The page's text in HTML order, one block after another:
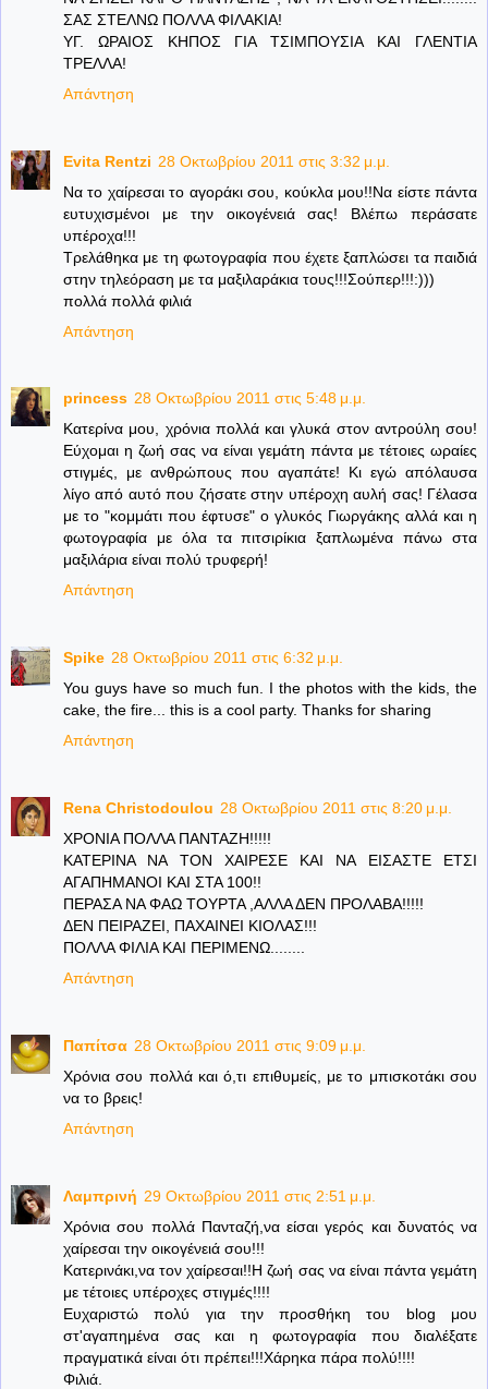
ΣΑΣ ΣΤΕΛΝΩ ΠΟΛΛΑ ΦΙΛΑΚΙΑ!
ΥΓ. ΩΡΑΙΟΣ ΚΗΠΟΣ ΓΙΑ ΤΣΙΜΠΟΥΣΙΑ ΚΑΙ ΓΛΕΝΤΙΑ
ΤΡΕΛΛΑ!
Απάντηση
Evita Rentzi 28 Οκτωβρίου 2011 στις 3:32 μ.μ.
Να το χαίρεσαι το αγοράκι σου, κούκλα μου!!Να είστε πάντα
ευτυχισμένοι με την οικογένειά σας! Βλέπω περάσατε
υπέροχα!!!
Τρελάθηκα με τη φωτογραφία που έχετε ξαπλώσει τα παιδιά
στην τηλεόραση με τα μαξιλαράκια τους!!!Σούπερ!!!:)))
πολλά πολλά φιλιά
Απάντηση
princess 28 Οκτωβρίου 2011 στις 5:48 μ.μ.
Κατερίνα μου, χρόνια πολλά και γλυκά στον αντρούλη σου!
Εύχομαι η ζωή σας να είναι γεμάτη πάντα με τέτοιες ωραίες
στιγμές, με ανθρώπους που αγαπάτε! Κι εγώ απόλαυσα
λίγο από αυτό που ζήσατε στην υπέροχη αυλή σας! Γέλασα
με το "κομμάτι που έφτυσε" ο γλυκός Γιωργάκης αλλά και η
φωτογραφία με όλα τα πιτσιρίκια ξαπλωμένα πάνω στα
μαξιλάρια είναι πολύ τρυφερή!
Απάντηση
Spike 28 Οκτωβρίου 2011 στις 6:32 μ.μ.
You guys have so much fun. I the photos with the kids, the
cake, the fire... this is a cool party. Thanks for sharing
Απάντηση
Rena Christodoulou 28 Οκτωβρίου 2011 στις 8:20 μ.μ.
ΧΡΟΝΙΑ ΠΟΛΛΑ ΠΑΝΤΑΖΗ!!!!!
ΚΑΤΕΡΙΝΑ ΝΑ ΤΟΝ ΧΑΙΡΕΣΕ ΚΑΙ ΝΑ ΕΙΣΑΣΤΕ ΕΤΣΙ
ΑΓΑΠΗΜΑΝΟΙ ΚΑΙ ΣΤΑ 100!!
ΠΕΡΑΣΑ ΝΑ ΦΑΩ ΤΟΥΡΤΑ ,ΑΛΛΑ ΔΕΝ ΠΡΟΛΑΒΑ!!!!!
ΔΕΝ ΠΕΙΡΑΖΕΙ, ΠΑΧΑΙΝΕΙ ΚΙΟΛΑΣ!!!
ΠΟΛΛΑ ΦΙΛΙΑ ΚΑΙ ΠΕΡΙΜΕΝΩ........
Απάντηση
Παπίτσα 28 Οκτωβρίου 2011 στις 9:09 μ.μ.
Χρόνια σου πολλά και ό,τι επιθυμείς, με το μπισκοτάκι σου
να το βρεις!
Απάντηση
Λαμπρινή 29 Οκτωβρίου 2011 στις 2:51 μ.μ.
Χρόνια σου πολλά Πανταζή,να είσαι γερός και δυνατός να
χαίρεσαι την οικογένειά σου!!!
Κατερινάκι,να τον χαίρεσαι!!Η ζωή σας να είναι πάντα γεμάτη
με τέτοιες υπέροχες στιγμές!!!!
Ευχαριστώ πολύ για την προσθήκη του blog μου
στ'αγαπημένα σας και η φωτογραφία που διαλέξατε
πραγματικά είναι ότι πρέπει!!!Χάρηκα πάρα πολύ!!!!
Φιλιά.